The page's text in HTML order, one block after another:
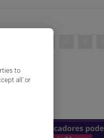
to
all’ or